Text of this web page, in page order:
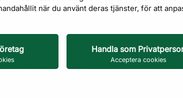
när du använt deras tjänster, för att
Handla som
Acceptera cookies
FOTBOLLSSPEL RS3